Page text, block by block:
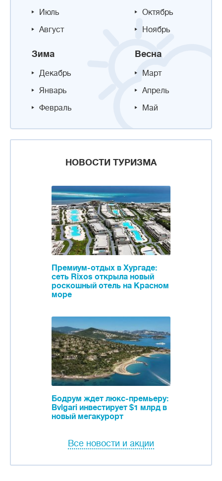
Июль
Август
Октябрь
Ноябрь
Зима
Декабрь
Январь
Февраль
Весна
Март
Апрель
Май
НОВОСТИ ТУРИЗМА
Премиум-отдых в Хургаде:
сеть Rixos открыла новый
роскошный отель на Красном
море
Бодрум ждет люкс-премьеру:
Bvlgari инвестирует $1 млрд в
новый мегакурорт
Все новости и акции